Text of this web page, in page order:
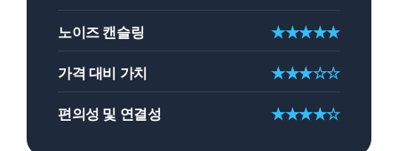
노이즈 캔슬링 ★★★★★
가격 대비 가치 ★★★☆☆
편의성 및 연결성 ★★★★☆